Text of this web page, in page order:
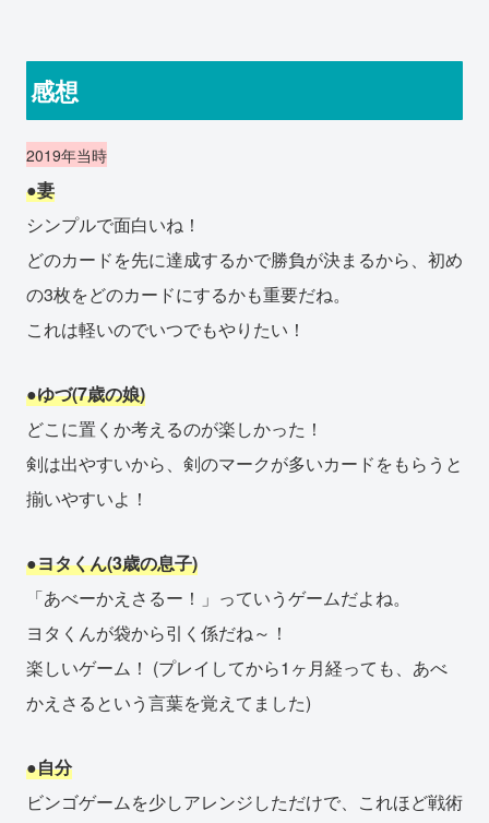
感想
2019年当時
●妻
シンプルで面白いね！
どのカードを先に達成するかで勝負が決まるから、初め
の3枚をどのカードにするかも重要だね。
これは軽いのでいつでもやりたい！
●ゆづ(7歳の娘)
どこに置くか考えるのが楽しかった！
剣は出やすいから、剣のマークが多いカードをもらうと
揃いやすいよ！
●ヨタくん(3歳の息子)
「あべーかえさるー！」っていうゲームだよね。
ヨタくんが袋から引く係だね～！
楽しいゲーム！ (プレイしてから1ヶ月経っても、あべ
かえさるという言葉を覚えてました)
●自分
ビンゴゲームを少しアレンジしただけで、これほど戦術